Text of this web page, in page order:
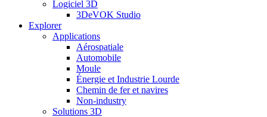
Logiciel 3D
3DeVOK Studio
Explorer
Applications
Aérospatiale
Automobile
Moule
Énergie et Industrie Lourde
Chemin de fer et navires
Non-industry
Solutions 3D